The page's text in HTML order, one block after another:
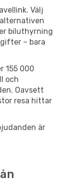
Välj
biluthyrning
– bara
155 000
och
Oavsett
resa hittar
är